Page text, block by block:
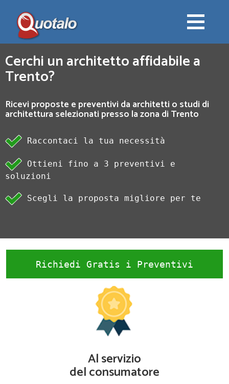
Cerchi un architetto affidabile a
Trento?
Ricevi proposte e preventivi da architetti o studi di
architettura selezionati presso la zona di Trento
Raccontaci la tua necessità
Ottieni fino a 3 preventivi e
soluzioni
Scegli la proposta migliore per te
Richiedi Gratis i Preventivi
Al servizio
del consumatore